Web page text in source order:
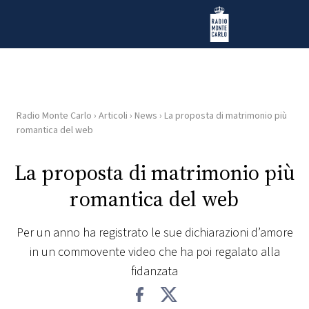
Radio Monte Carlo
HOME
RADIO
PLAYLIST
Radio Monte Carlo › Articoli › News › La proposta di matrimonio più
romantica del web
La proposta di matrimonio più
romantica del web
Per un anno ha registrato le sue dichiarazioni d’amore
in un commovente video che ha poi regalato alla
fidanzata